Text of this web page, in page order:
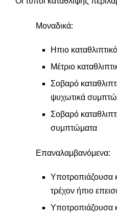
Μοναδικά:
Ηπιο
Μέτριο
Σοβαρό
ψυχωτικά
Σοβαρό
συμπτώματα
Επαναλαμβανόμενα:
Υποτροπιάζουσα
τρέχον ήπιο
Υποτροπιάζουσα